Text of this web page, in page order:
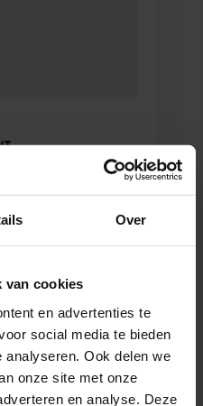
Over
van cookies
en advertenties te
social media te bieden
Ook delen we
onze site met onze
en analyse. Deze